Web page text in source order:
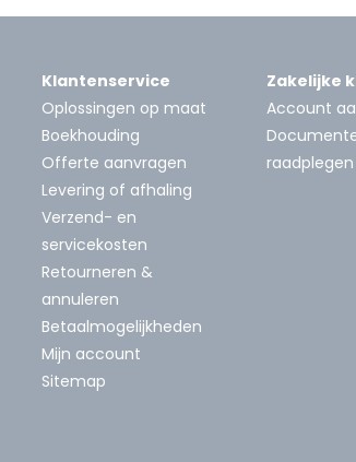
Klantenservice
Oplossingen op maat
Boekhouding
Offerte aanvragen
Levering of afhaling
Verzend- en
servicekosten
Retourneren &
annuleren
Betaalmogelijkheden
Mijn account
Sitemap
Zakelijke
Account
raadplegen